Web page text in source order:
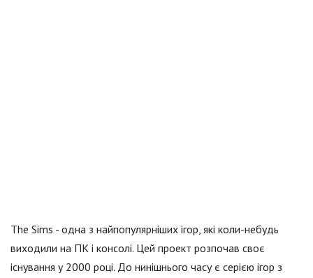
The Sims - одна з найпопулярніших ігор, які коли-небудь
виходили на ПК і консолі. Цей проект розпочав своє
існування у 2000 році. До нинішнього часу є серією ігор з